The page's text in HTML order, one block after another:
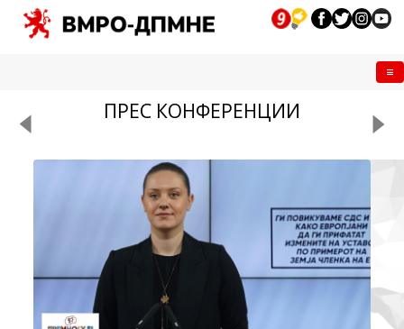
ПРЕС КОНФЕРЕНЦИИ